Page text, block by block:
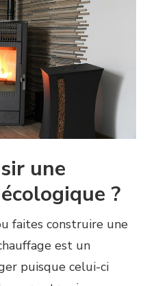
une
?
faites construire une
est un
puisque celui-ci